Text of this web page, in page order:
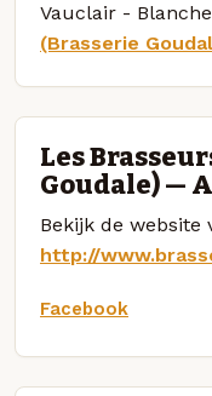
Vauclair -
(Brasserie
Les
Goudale) —
Bekijk de website
http://
Facebook